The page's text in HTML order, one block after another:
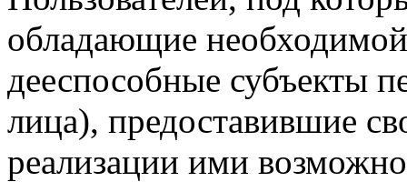
обладающие
дееспособные субъекты
лица), предоставившие
реализации ими